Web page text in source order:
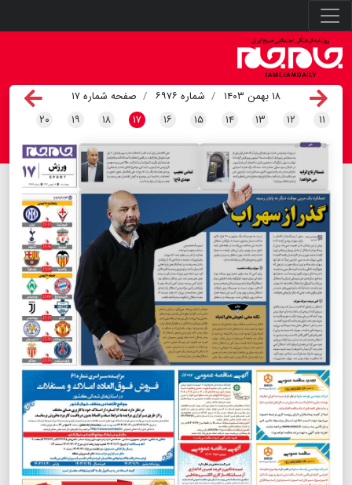
۱۸ بهمن ۱۴۰۳ شماره ۶۹۷۶
صفحه شماره ۱۷
۱۱ ۱۲ ۱۳ ۱۴ ۱۵ ۱۶ ۱۷ ۱۸ ۱۹ ۲۰